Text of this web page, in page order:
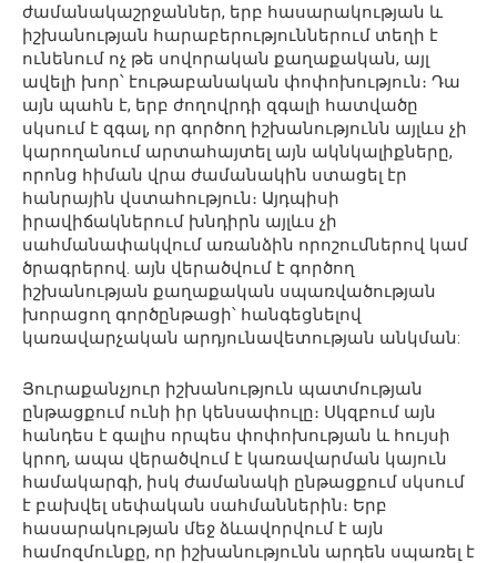
ժամանակաշրջաններ, երբ հասարակության և
իշխանության հարաբերություններում տեղի է
ունենում ոչ թե սովորական քաղաքական, այլ
ավելի խոր՝ էութաբանական փոփոխություն։ Դա
այն պահն է, երբ ժողովրդի զգալի հատվածը
սկսում է զգալ, որ գործող իշխանությունն այլևս չի
կարողանում արտահայտել այն ակնկալիքները,
որոնց հիման վրա ժամանակին ստացել էր
հանրային վստահություն։ Այդպիսի
իրավիճակներում խնդիրն այլևս չի
սահմանափակվում առանձին որոշումներով կամ
ծրագրերով. այն վերածվում է գործող
իշխանության քաղաքական սպառվածության
խորացող գործընթացի՝ հանգեցնելով
կառավարչական արդյունավետության անկման:
Յուրաքանչյուր իշխանություն պատմության
ընթացքում ունի իր կենսափուլը։ Սկզբում այն
հանդես է գալիս որպես փոփոխության և հույսի
կրող, ապա վերածվում է կառավարման կայուն
համակարգի, իսկ ժամանակի ընթացքում սկսում
է բախվել սեփական սահմաններին։ Երբ
հասարակության մեջ ձևավորվում է այն
համոզմունքը, որ իշխանությունն արդեն սպառել է